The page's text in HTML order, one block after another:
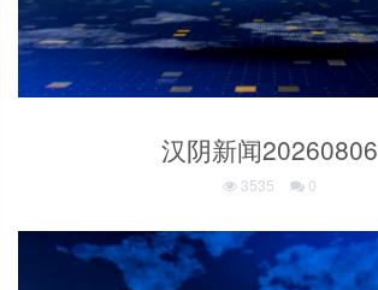
汉阴新闻20260806
3535 0